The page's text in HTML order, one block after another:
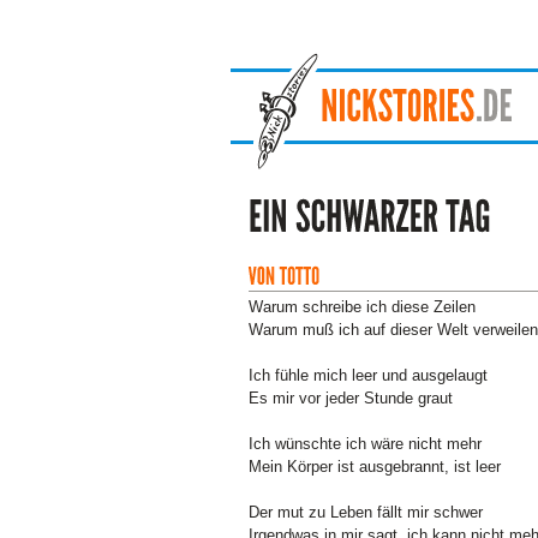
Warum schreibe ich diese Zeilen
Warum muß ich auf dieser Welt verweilen
Ich fühle mich leer und ausgelaugt
Es mir vor jeder Stunde graut
Ich wünschte ich wäre nicht mehr
Mein Körper ist ausgebrannt, ist leer
Der mut zu Leben fällt mir schwer